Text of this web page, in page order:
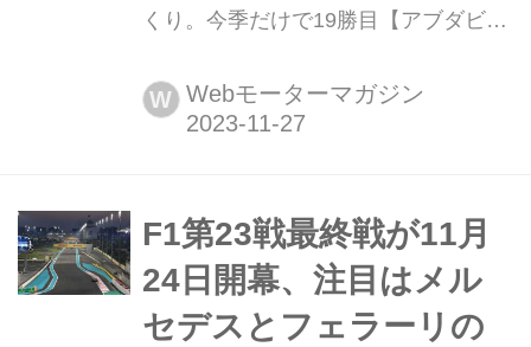
くり。今季だけで19勝目【アブダビ
第23戦最終戦アブダビGPがアラブ首
長国連邦アブダビのヤス島にあるヤス
が優勝。2位にはフェラーリのシャル
ル・ルクレール、3位にはメルセデス
のジョージ・ラッセルが入った。注...
W Webモーターマガジン
F1第23戦最終戦が11月
24日開幕、注目はメル
セデスとフェラーリの